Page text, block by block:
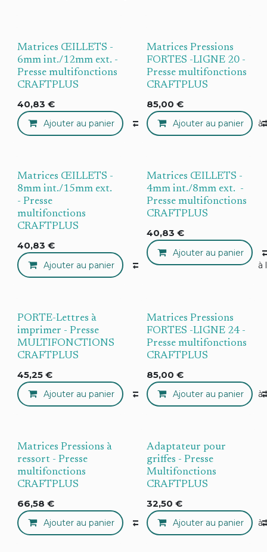
Matrices ŒILLETS -
6mm int./12mm ext. -
Presse multifonctions
CRAFTPLUS
40,83 €
Ajouter au panier Compare Ajouter à
Matrices Pressions
FORTES -LIGNE 20 -
Presse multifonctions
CRAFTPLUS
85,00 €
Ajouter au panier
Matrices ŒILLETS -
8mm int./15mm ext.
- Presse
multifonctions
CRAFTPLUS
40,83 €
Ajouter au panier Compare Ajouter à
Matrices ŒILLETS -
4mm int./8mm ext. -
Presse multifonctions
CRAFTPLUS
40,83 €
Ajouter au panier
PORTE-Lettres à
imprimer - Presse
MULTIFONCTIONS
CRAFTPLUS
45,25 €
Ajouter au panier Compare Ajouter à
Matrices Pressions
FORTES -LIGNE 24 -
Presse multifonctions
CRAFTPLUS
85,00 €
Ajouter au panier
Matrices Pressions à
ressort - Presse
multifonctions
CRAFTPLUS
66,58 €
Ajouter au panier Compare Ajouter à
Adaptateur pour
griffes - Presse
Multifonctions
CRAFTPLUS
32,50 €
Ajouter au panier